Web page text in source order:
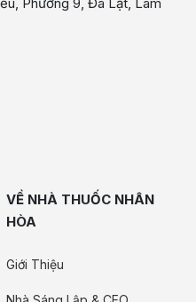
VỀ NHÀ THUỐC NHÂN
HÒA
Giới Thiệu